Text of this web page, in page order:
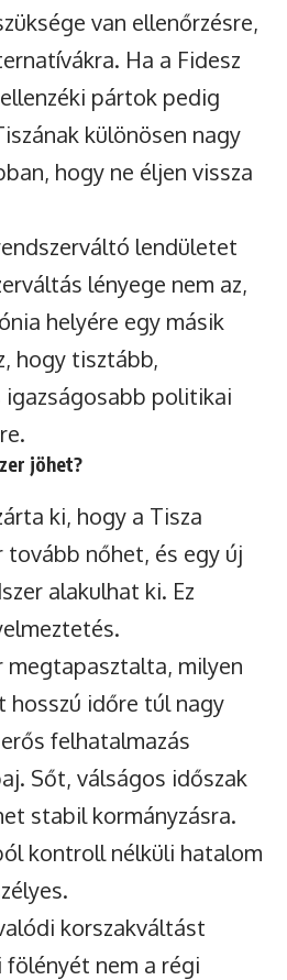
van ellenőrzésre,
Ha a Fidesz
pártok pedig
különösen nagy
hogy ne éljen vissza
lendületet
lényege nem az,
helyére egy másik
hogy tisztább,
politikai
jöhet?
ki, hogy a Tisza
tovább nőhet, és egy új
alakulhat ki. Ez
megtapasztalta, milyen
hosszú időre túl nagy
felhatalmazás
Sőt, válságos időszak
stabil kormányzásra.
kontroll nélküli hatalom
korszakváltást
fölényét nem a régi